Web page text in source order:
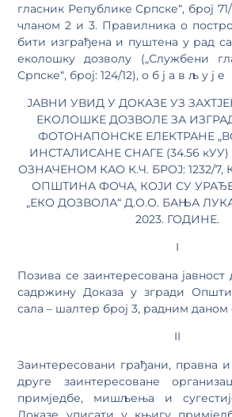
гласник Републике Српске“, број
чланом 2 и 3. Правилника о
бити изграђена и пуштена у рад
еколошку дозволу („Службени
Српске“, број: 124/12), о б ј а в љ у ј е
ЈАВНИ УВИД У ДОКАЗЕ УЗ
ЕКОЛОШKЕ ДОЗВОЛЕ ЗА
ФОТОНАПОНСКЕ ЕЛЕКТРАНЕ
ИНСТАЛИСАНЕ СНАГЕ (34.56
ОЗНАЧЕНОМ КАО К.Ч. БРОЈ: 1232/
ОПШТИНА ФОЧА, КОЈИ СУ
„ЕКО ДОЗВОЛА“ Д.О.О. БАЊА
2023. ГОДИНЕ.
I
Позива се заинтересована
садржину Доказа у згради
сала – шалтер број 3, радним даном
II
Заинтересовани грађани, правна
друге заинтересоване
примједбе, мишљења и